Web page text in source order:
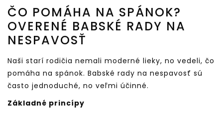
ČO POMÁHA NA SPÁNOK?
OVERENÉ BABSKÉ RADY NA
NESPAVOSŤ
Naši starí rodičia nemali moderné lieky, no vedeli, čo
pomáha na spánok. Babské rady na nespavosť sú
často jednoduché, no veľmi účinné.
Základné princípy